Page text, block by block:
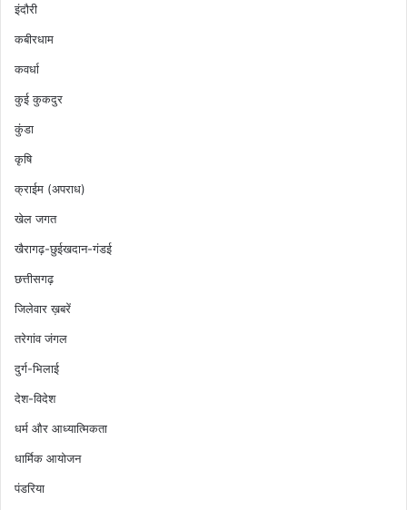
इंदौरी
कबीरधाम
कवर्धा
कुई कुकदुर
कुंडा
कृषि
क्राईम (अपराध)
खेल जगत
खैरागढ़-छुईखदान-गंडई
छत्तीसगढ़
जिलेवार ख़बरें
तरेगांव जंगल
दुर्ग-भिलाई
देश-विदेश
धर्म और आध्यात्मिकता
धार्मिक आयोजन
पंडरिया